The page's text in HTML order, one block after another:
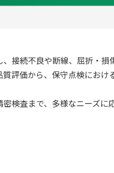
、接続不良や断線、屈折・
評価から、保守点検におけ
検査まで、多様なニーズ